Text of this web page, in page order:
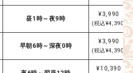
昼1時～夜9時
¥3,990
(税込¥4,390)
早朝6時～深夜0時
¥3,990
(税込¥4,390)
¥10,390